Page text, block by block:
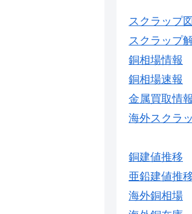
スクラップ
スクラップ
銅相場情報
銅相場速報
金属買取情報
海外スクラ
銅建値推移
亜鉛建値推
海外銅相場